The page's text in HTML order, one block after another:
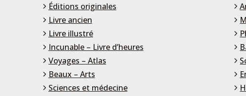
Éditions originales
Livre ancien
Livre illustré
Incunable – Livre d’heures
Voyages – Atlas
Beaux – Arts
Sciences et médecine